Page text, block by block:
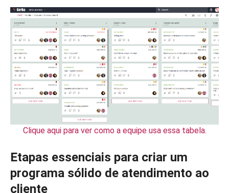
Clique aqui para ver como a equipe usa essa tabela.
Etapas essenciais para criar um
programa sólido de atendimento ao
cliente